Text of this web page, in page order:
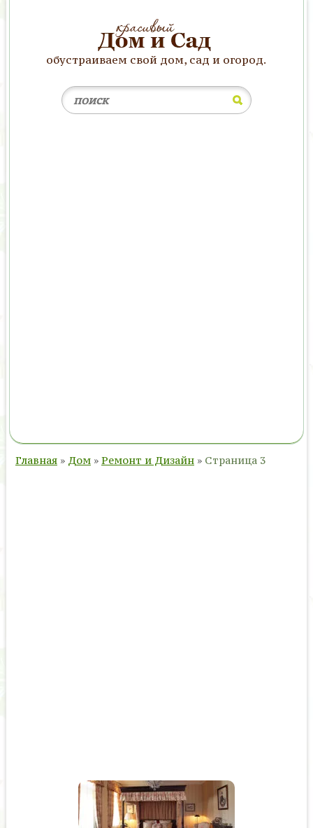
обустраиваем свой дом, сад и огород.
Главная » Дом » Ремонт и Дизайн » Страница 3